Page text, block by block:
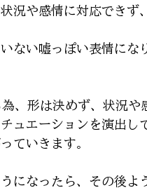
況や感情に対応できず
ない嘘っぽい表情にな
、形は決めず、状況や
ュエーションを演出し
ていきます。
になったら、その後よ